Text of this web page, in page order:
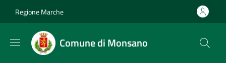
Regione Marche
Comune di Monsano